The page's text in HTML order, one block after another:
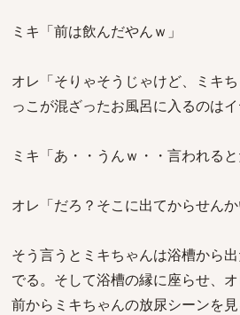
ミキ「前は飲んだやんｗ」
オレ「そりゃそうじゃけど、ミキ
っこが混ざったお風呂に入るのはイ
ミキ「あ・・うんｗ・・言われると
オレ「だろ？そこに出てからせんか
そう言うとミキちゃんは浴槽から
でる。そして浴槽の縁に座らせ、オ
前からミキちゃんの放尿シーンを見